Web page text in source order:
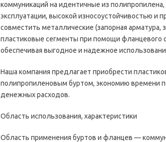
коммуникаций на идентичные из
эксплуатации, высокой износоустойчивостью и
совместить металлические (запорная
пластиковые сегменты при помощи фланцевого
обеспечивая выгодное и надежное
Наша компания предлагает приобрести
полипропиленовым буртом, экономию времени
денежных расходов.
Область использования, характеристики
Область применения буртов и фланцев —